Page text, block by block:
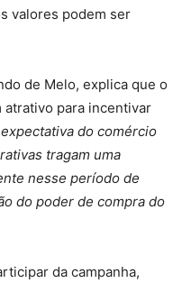
valores podem ser
de Melo, explica que o
atrativo para incentivar
expectativa do comércio
tragam uma
nesse período de
do poder de compra do
da campanha,